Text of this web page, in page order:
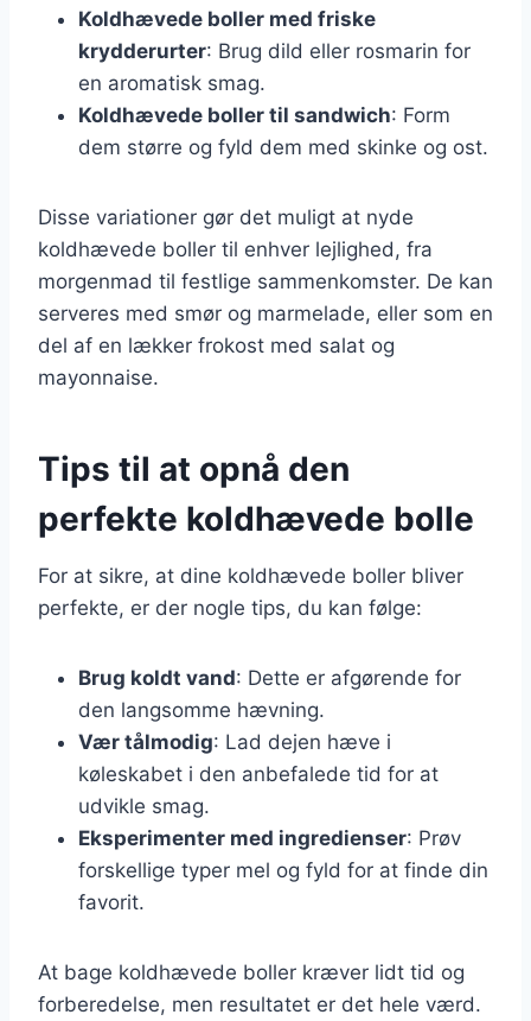
Koldhævede boller med friske
krydderurter: Brug dild eller rosmarin for
en aromatisk smag.
Koldhævede boller til sandwich: Form
dem større og fyld dem med skinke og ost.
Disse variationer gør det muligt at nyde
koldhævede boller til enhver lejlighed, fra
morgenmad til festlige sammenkomster. De kan
serveres med smør og marmelade, eller som en
del af en lækker frokost med salat og
mayonnaise.
Tips til at opnå den
perfekte koldhævede bolle
For at sikre, at dine koldhævede boller bliver
perfekte, er der nogle tips, du kan følge:
Brug koldt vand: Dette er afgørende for
den langsomme hævning.
Vær tålmodig: Lad dejen hæve i
køleskabet i den anbefalede tid for at
udvikle smag.
Eksperimenter med ingredienser: Prøv
forskellige typer mel og fyld for at finde din
favorit.
At bage koldhævede boller kræver lidt tid og
forberedelse, men resultatet er det hele værd.